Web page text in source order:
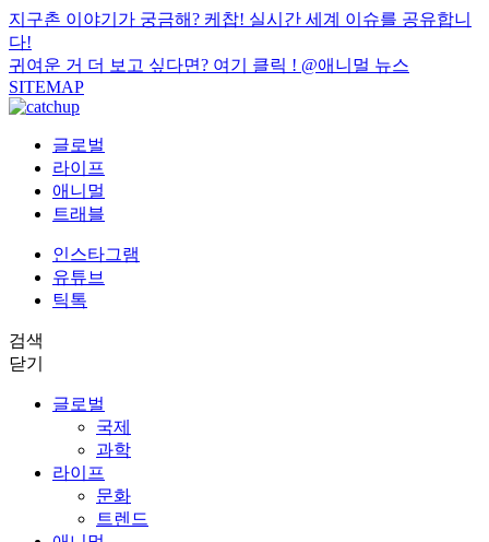
지구촌 이야기가 궁금해? 케찹! 실시간 세계 이슈를 공유합니
다!
귀여운 거 더 보고 싶다면? 여기 클릭 ! @애니멀 뉴스
SITEMAP
글로벌
라이프
애니멀
트래블
인스타그램
유튜브
틱톡
검색
닫기
글로벌
국제
과학
라이프
문화
트렌드